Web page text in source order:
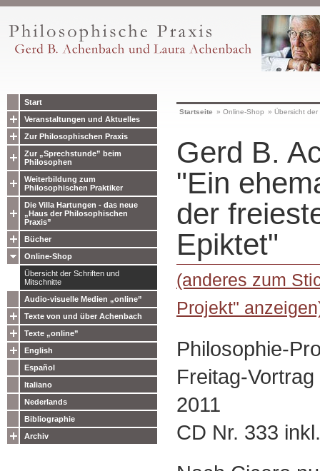
Start
Veranstaltungen und Aktuelles
Zur Philosophischen Praxis
Zur „Sprechstunde” beim
Philosophen
Weiterbildung zum
Philosophischen Praktiker
Die Villa Hartungen - das neue
„Haus der Philosophischen
Praxis”
Bücher
Online-Shop
Übersicht der Schriften und
Mitschnitte
Audio-visuelle Medien „online”
Texte von und über Achenbach
Texte „online”
English
Español
Italiano
Nederlands
Bibliographie
Archiv
Startseite » Online-Shop » Übersicht
Gerd B.
"Ein
der
Epiktet"
(anderes zum
Projekt"
Philosophie-
Freitag-
2011
CD Nr. 333